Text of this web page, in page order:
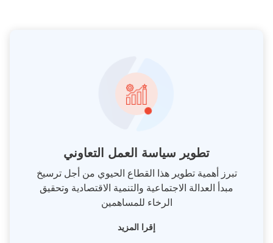
تطوير سياسة العمل التعاوني
تبرز أهمية تطوير هذا القطاع الحيوي من أجل ترسيخ
مبدأ العدالة الاجتماعية والتنمية الاقتصادية وتحقيق
الرخاء للمساهمين
إقرا المزيد